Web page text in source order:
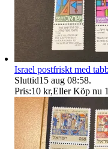
Israel postfriskt med
Sluttid15 aug 08:58.
Pris:10 kr,Eller Köp nu